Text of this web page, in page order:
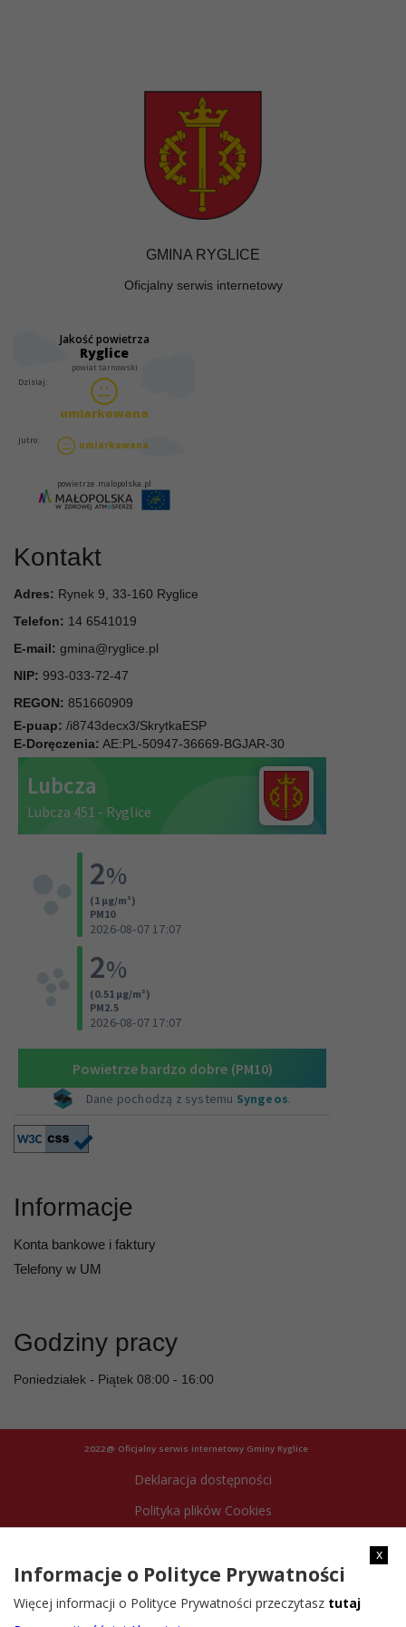
GMINA RYGLICE
Oficjalny serwis internetowy
Kontakt
Adres: Rynek 9, 33-160 Ryglice
Telefon: 14 6541019
E-mail: gmina@ryglice.pl
NIP: 993-033-72-47
REGON: 851660909
E-puap: /i8743decx3/SkrytkaESP
E-Doręczenia: AE:PL-50947-36669-BGJAR-30
Informacje
Konta bankowe i faktury
Telefony w UM
Godziny pracy
Poniedziałek - Piątek 08:00 - 16:00
2022@ Oficjalny serwis internetowy Gminy Ryglice
Deklaracja dostępności
Polityka plików Cookies
x
Informacje o Polityce Prywatności
Więcej informacji o Polityce Prywatności przeczytasz tutaj